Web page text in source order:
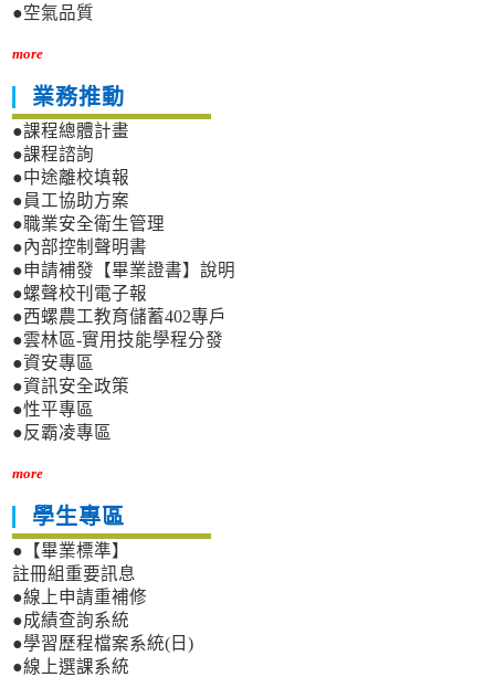
●空氣品質
more
業務推動
●課程總體計畫
●課程諮詢
●中途離校填報
●員工協助方案
●職業安全衛生管理
●內部控制聲明書
●申請補發【畢業證書】說明
●螺聲校刊電子報
●西螺農工教育儲蓄402專戶
●雲林區-實用技能學程分發
●資安專區
●資訊安全政策
●性平專區
●反霸凌專區
more
學生專區
●【畢業標準】
註冊組重要訊息
●線上申請重補修
●成績查詢系統
●學習歷程檔案系統(日)
●線上選課系統